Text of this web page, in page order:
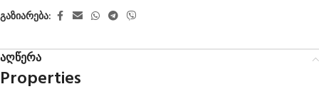
გაზიარება:
აღწერა
Properties